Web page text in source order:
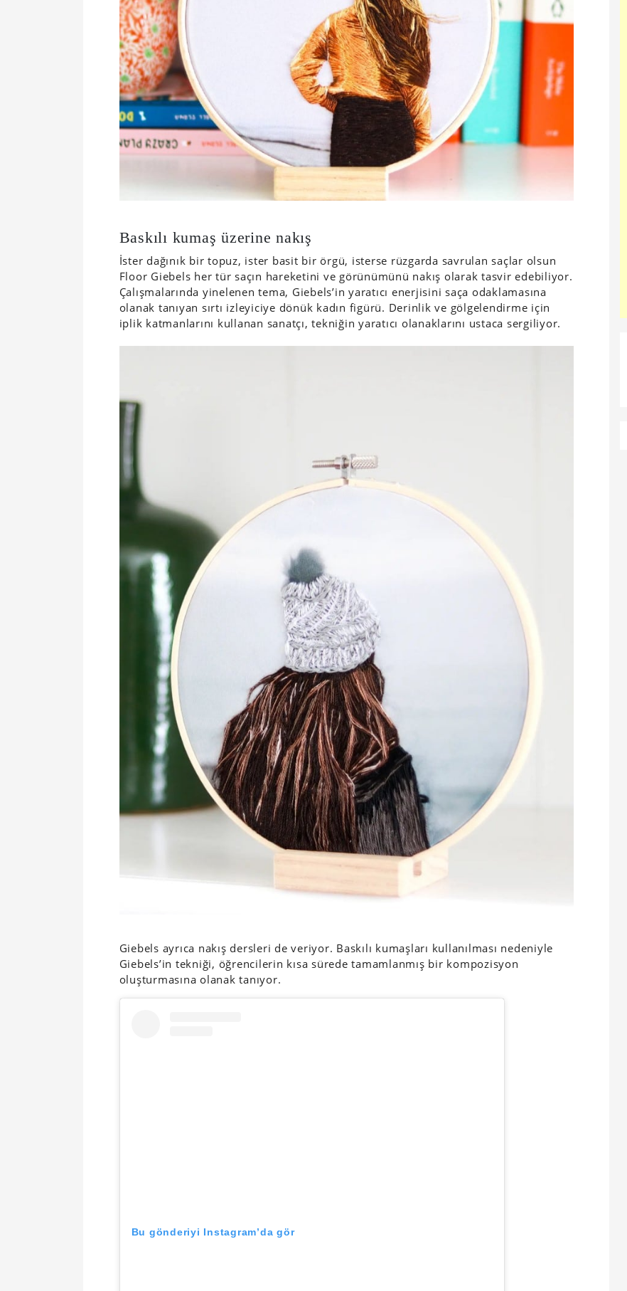
Baskılı kumaş üzerine nakış
İster dağınık bir topuz, ister basit bir örgü, isterse rüzgarda savrulan saçlar olsun
Floor Giebels her tür saçın hareketini ve görünümünü nakış olarak tasvir edebiliyor.
Çalışmalarında yinelenen tema, Giebels’in yaratıcı enerjisini saça odaklamasına
olanak tanıyan sırtı izleyiciye dönük kadın figürü. Derinlik ve gölgelendirme için
iplik katmanlarını kullanan sanatçı, tekniğin yaratıcı olanaklarını ustaca sergiliyor.
Giebels ayrıca nakış dersleri de veriyor. Baskılı kumaşları kullanılması nedeniyle
Giebels’in tekniği, öğrencilerin kısa sürede tamamlanmış bir kompozisyon
oluşturmasına olanak tanıyor.
Bu gönderiyi Instagram’da gör